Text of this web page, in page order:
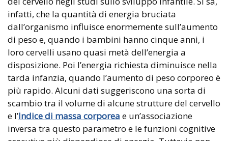
infatti, che la quantità di energia bruciata
dall’organismo influisce enormemente sull’aumento
di peso e, quando i bambini hanno cinque anni, i
loro cervelli usano quasi metà dell’energia a
disposizione. Poi l’energia richiesta diminuisce nella
tarda infanzia, quando l’aumento di peso corporeo è
più rapido. Alcuni dati suggeriscono una sorta di
scambio tra il volume di alcune strutture del cervello
e l’Indice di massa corporea e un’associazione
inversa tra questo parametro e le funzioni cognitive